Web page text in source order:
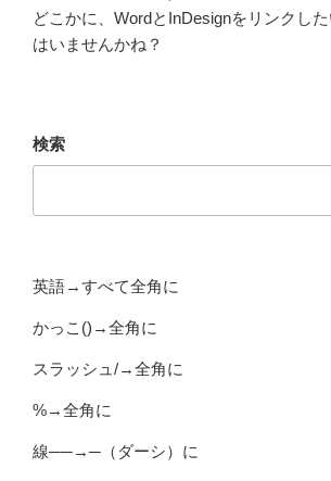
どこかに、WordとInDesignをリンクし
はいませんかね？
検索
英語→すべて全角に
かっこ()→全角に
スラッシュ/→全角に
%→全角に
線──→─（ダーシ）に